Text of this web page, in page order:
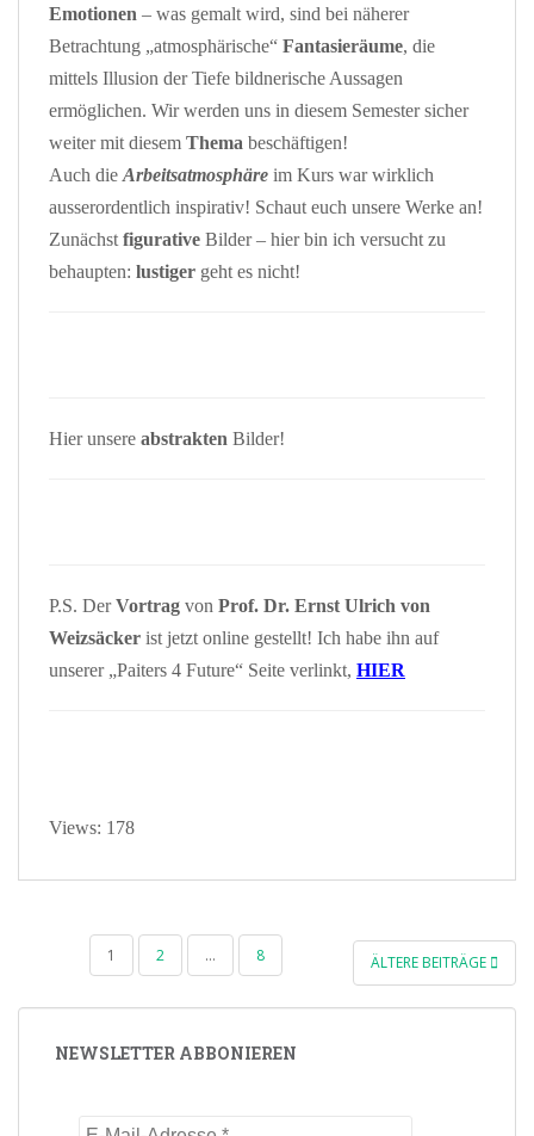
Emotionen – was gemalt wird, sind bei näherer
Betrachtung „atmosphärische“ Fantasieräume, die
mittels Illusion der Tiefe bildnerische Aussagen
ermöglichen. Wir werden uns in diesem Semester sicher
weiter mit diesem Thema beschäftigen!
Auch die Arbeitsatmosphäre im Kurs war wirklich
ausserordentlich inspirativ! Schaut euch unsere Werke an!
Zunächst figurative Bilder – hier bin ich versucht zu
behaupten: lustiger geht es nicht!
Hier unsere abstrakten Bilder!
P.S. DerVortrag von Prof. Dr. Ernst Ulrich von
Weizsäcker ist jetzt online gestellt! Ich habe ihn auf
unserer „Paiters 4 Future“ Seite verlinkt, HIER
Views: 178
SEITENNUMMERIERUNG
BEITRÄGE
1 2 … 8 ÄLTERE BEITRÄGE
NEWSLETTER ABBONIEREN